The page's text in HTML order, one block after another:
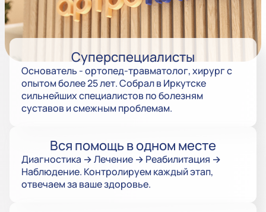
Суперспециалисты
Основатель - ортопед-травматолог, хирург с
опытом более 25 лет. Собрал в Иркутске
сильнейших специалистов по болезням
суставов и смежным проблемам.
Вся помощь в одном месте
Диагностика → Лечение → Реабилитация →
Наблюдение. Контролируем каждый этап,
отвечаем за ваше здоровье.